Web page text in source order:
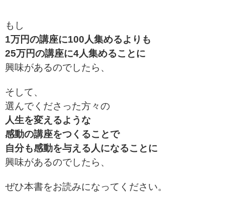
もし
1万円の講座に100人集めるよりも
25万円の講座に4人集めることに
興味があるのでしたら、
そして、
選んでくださった方々の
人生を変えるような
感動の講座をつくることで
自分も感動を与える人になることに
興味があるのでしたら、
ぜひ本書をお読みになってください。